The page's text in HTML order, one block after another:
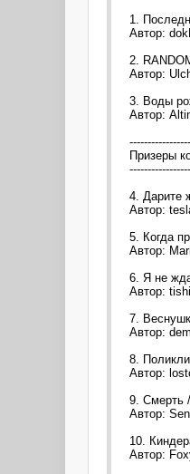
1.
Автор:
2.
Автор:
3. Воды
Автор:
Призеры
4. Дарите
Автор:
5. Когда
Автор:
6. Я не
Автор:
7.
Автор:
8.
Автор:
9. Смерть
Автор:
10.
Автор: